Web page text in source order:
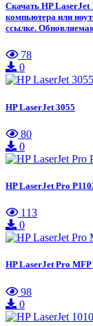
Скачать HP LaserJet
компьютера или
ссылке.
78
0
HP LaserJet 3055
80
0
HP LaserJet Pro
113
0
HP LaserJet Pro
98
0